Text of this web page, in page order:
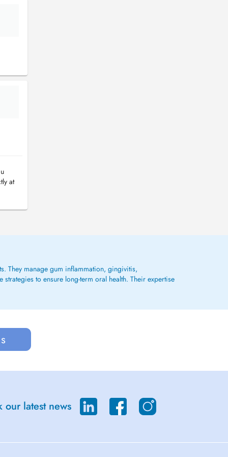
at
They manage gum inflammation, gingivitis,
to ensure long-term oral health. Their expertise
our latest news